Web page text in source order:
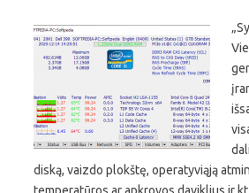
diską, vaizdo plokštę, operatyviąją
temperatūros ar apkrovos daviklius ir